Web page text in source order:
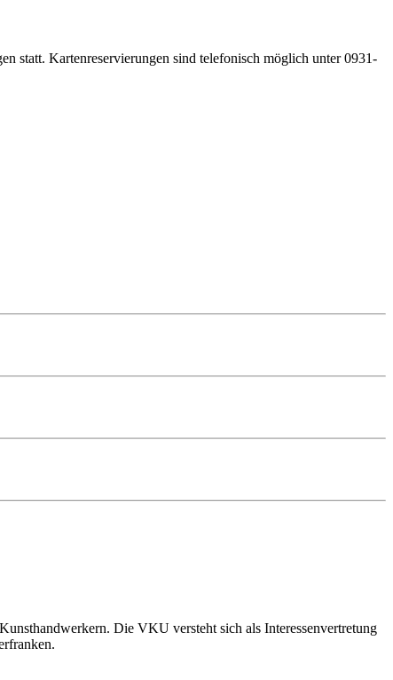
statt. Kartenreservierungen sind telefonisch möglich unter 0931-
Die VKU versteht sich als Interessenvertretung